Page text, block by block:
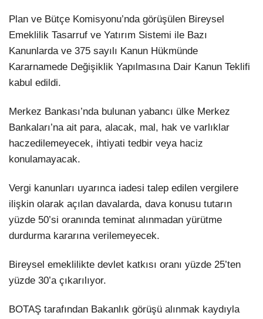
TikTok
Dribbble
Plan ve Bütçe Komisyonu’nda görüşülen Bireysel
Emeklilik Tasarruf ve Yatırım Sistemi ile Bazı
Kanunlarda ve 375 sayılı Kanun Hükmünde
Kararnamede Değişiklik Yapılmasına Dair Kanun Teklifi
kabul edildi.
Merkez Bankası’nda bulunan yabancı ülke Merkez
Bankaları’na ait para, alacak, mal, hak ve varlıklar
haczedilemeyecek, ihtiyati tedbir veya haciz
konulamayacak.
Vergi kanunları uyarınca iadesi talep edilen vergilere
ilişkin olarak açılan davalarda, dava konusu tutarın
yüzde 50’si oranında teminat alınmadan yürütme
durdurma kararına verilemeyecek.
Bireysel emeklilikte devlet katkısı oranı yüzde 25’ten
yüzde 30’a çıkarılıyor.
BOTAŞ tarafından Bakanlık görüşü alınmak kaydıyla